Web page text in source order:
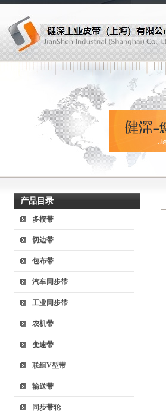
产品目录
多楔带
切边带
包布带
汽车同步带
工业同步带
农机带
变速带
联组V型带
输送带
同步带轮